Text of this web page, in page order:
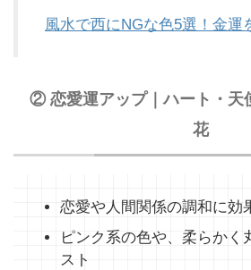
風水で西にNGな色5選！金運
② 恋愛運アップ｜ハート・天
花
恋愛や人間関係の調和に効
ピンク系の色や、柔らかく
スト